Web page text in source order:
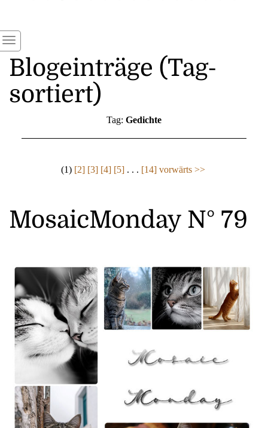
Blogeinträge (Tag-
sortiert)
Tag: Gedichte
(1) [2] [3] [4] [5] . . . [14] vorwärts >>
MosaicMonday N° 79